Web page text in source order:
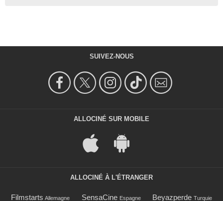
SUIVEZ-NOUS
ALLOCINÉ SUR MOBILE
ALLOCINÉ À L'ÉTRANGER
Filmstarts Allemagne SensaCine Espagne Beyazperde Turquie